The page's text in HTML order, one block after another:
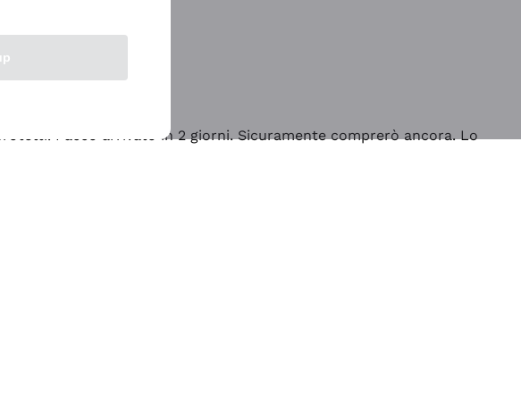
Pacco arrivato in 2 giorni. Sicuramente comprerò ancora. Lo